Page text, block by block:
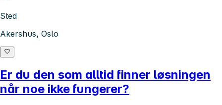
Sted
Akershus, Oslo
Er du den som alltid finner løsningen
når noe ikke fungerer?